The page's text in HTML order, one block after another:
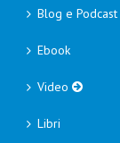
Blog e Podcast
Ebook
Video
Libri